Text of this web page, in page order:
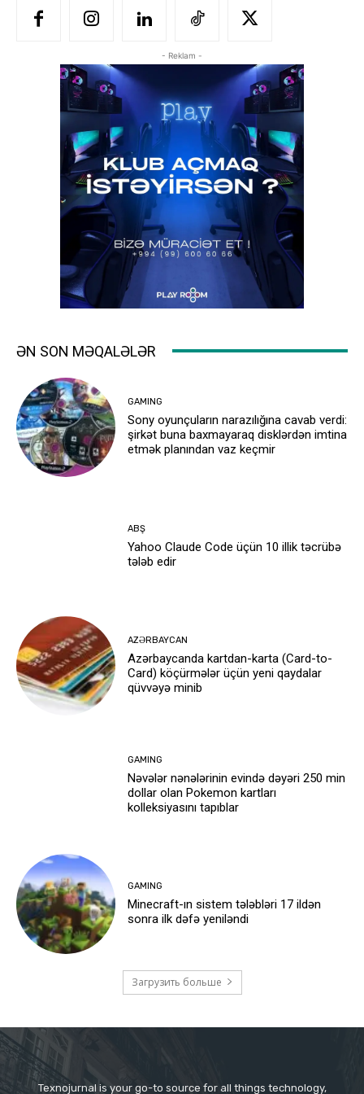
- Reklam -
ƏN SON MƏQALƏLƏR
GAMING
Sony oyunçuların narazılığına cavab verdi:
şirkət buna baxmayaraq disklərdən imtina
etmək planından vaz keçmir
ABŞ
Yahoo Claude Code üçün 10 illik təcrübə
tələb edir
AZƏRBAYCAN
Azərbaycanda kartdan-karta (Card-to-
Card) köçürmələr üçün yeni qaydalar
qüvvəyə minib
GAMING
Nəvələr nənələrinin evində dəyəri 250 min
dollar olan Pokemon kartları
kolleksiyasını tapıblar
GAMING
Minecraft-ın sistem tələbləri 17 ildən
sonra ilk dəfə yeniləndi
Загрузить больше
Texnojurnal is your go-to source for all things technology,